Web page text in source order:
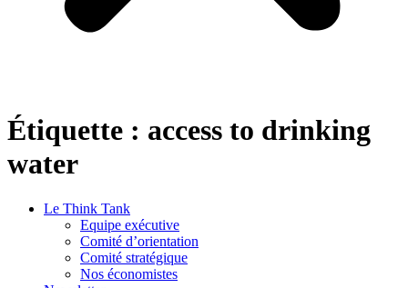
Étiquette : access to drinking
water
Le Think Tank
Equipe exécutive
Comité d’orientation
Comité stratégique
Nos économistes